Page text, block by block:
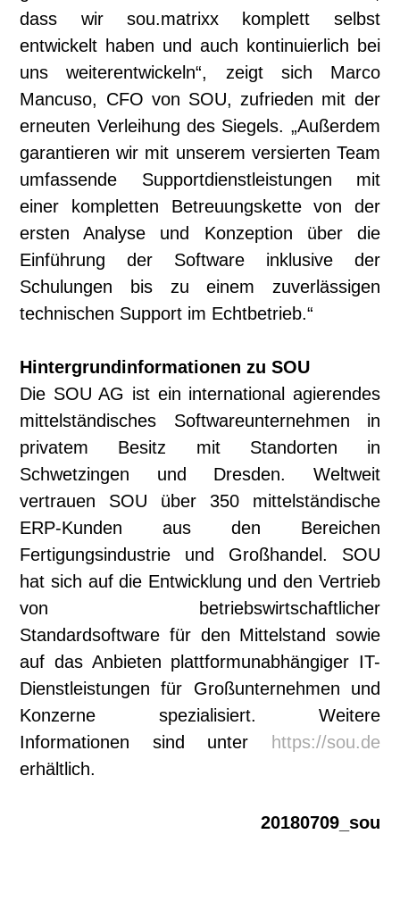
dass wir sou.matrixx komplett selbst
entwickelt haben und auch kontinuierlich bei
uns weiterentwickeln“, zeigt sich Marco
Mancuso, CFO von SOU, zufrieden mit der
erneuten Verleihung des Siegels. „Außerdem
garantieren wir mit unserem versierten Team
umfassende Supportdienstleistungen mit
einer kompletten Betreuungskette von der
ersten Analyse und Konzeption über die
Einführung der Software inklusive der
Schulungen bis zu einem zuverlässigen
technischen Support im Echtbetrieb.“
Hintergrundinformationen zu SOU
Die SOU AG ist ein international agierendes
mittelständisches Softwareunternehmen in
privatem Besitz mit Standorten in
Schwetzingen und Dresden. Weltweit
vertrauen SOU über 350 mittelständische
ERP-Kunden aus den Bereichen
Fertigungsindustrie und Großhandel. SOU
hat sich auf die Entwicklung und den Vertrieb
von betriebswirtschaftlicher
Standardsoftware für den Mittelstand sowie
auf das Anbieten plattformunabhängiger IT-
Dienstleistungen für Großunter­nehmen und
Konzerne spezialisiert. Weitere
Informationen sind unter https://sou.de
erhältlich.
20180709_sou